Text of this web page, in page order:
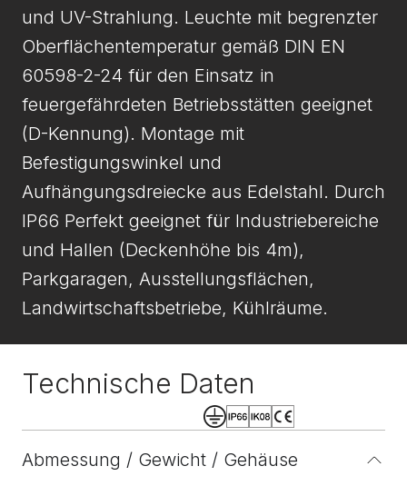
und UV-Strahlung. Leuchte mit begrenzter
Oberflächentemperatur gemäß DIN EN
60598-2-24 für den Einsatz in
feuergefährdeten Betriebsstätten geeignet
(D-Kennung). Montage mit
Befestigungswinkel und
Aufhängungsdreiecke aus Edelstahl. Durch
IP66 Perfekt geeignet für Industriebereiche
und Hallen (Deckenhöhe bis 4m),
Parkgaragen, Ausstellungsflächen,
Landwirtschaftsbetriebe, Kühlräume.
Technische Daten
Abmessung / Gewicht / Gehäuse